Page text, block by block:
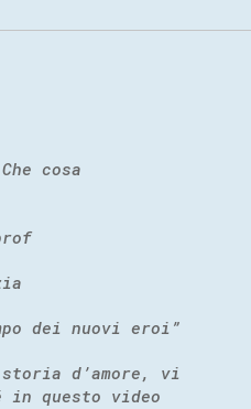
cosa
dei nuovi eroi”
d’amore, vi
in questo video